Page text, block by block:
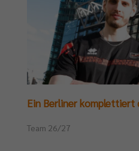
Ein Berliner komplettiert
Team 26/27